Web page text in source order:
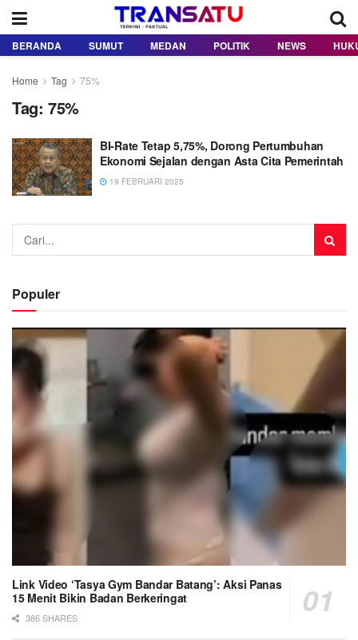
BERANDA SUMUT MEDAN POLITIK NEWS
Home Tag 75%
Tag: 75%
BI-Rate Tetap 5,75%, Dorong Pertumbuhan
Ekonomi Sejalan dengan Asta Cita Pemerintah
19 FEBRUARI 2025
Populer
Link Video ‘Tasya Gym Bandar Batang’: Aksi Panas
15 Menit Bikin Badan Berkeringat
386 SHARES